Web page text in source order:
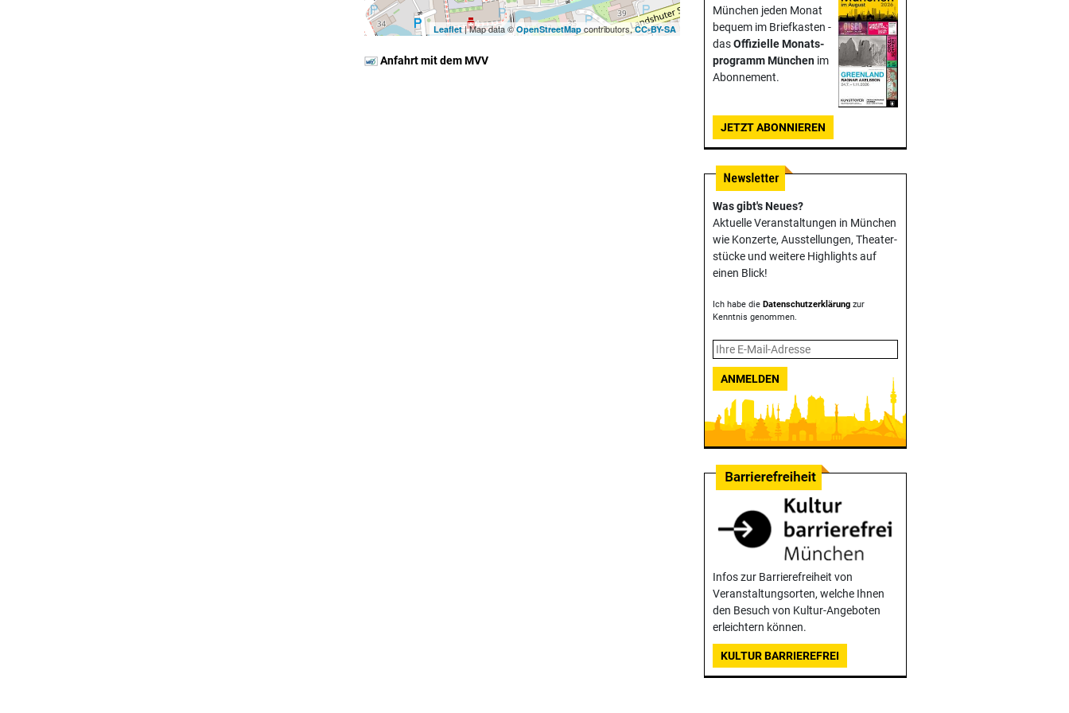
Leaflet| Map data ©OpenStreetMap contributors,CC-BY-SA
Anfahrt mit dem MVV
München jeden Monat
bequem im Briefkasten -
dasOffizielle Monats­
programm München im
Abonnement.
JETZT ABONNIEREN
Was gibt's Neues?
Aktuelle Veranstaltungen in München
wie Konzerte, Ausstellungen, Theater­
stücke und weitere Highlights auf
einen Blick!
Ich habe die Datenschutzerklärung zur
Kenntnis genommen.
ANMELDEN
Infos zur Barrierefreiheit von
Veranstaltungsorten, welche Ihnen
den Besuch von Kultur-Angeboten
erleichtern können.
KULTUR BARRIEREFREI